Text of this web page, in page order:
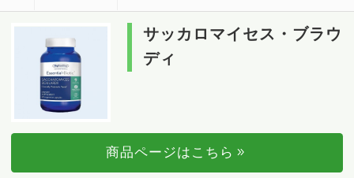
サッカロマイセス・ブラウ
ディ
商品ページはこちら